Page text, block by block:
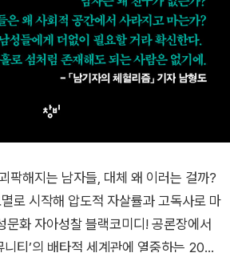
팍해지는 남자들, 대체 왜 이러는 걸까?
로 시작해 압도적 자살률과 고독사로 마
아성찰 블랙코미디! 공론장에서
니티’의 배타적 세계관에 열중하는 20대